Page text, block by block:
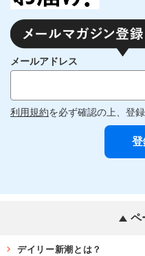
メールアドレス
利用規約を必ず確認の上、登
ペ
デイリー新潮とは？